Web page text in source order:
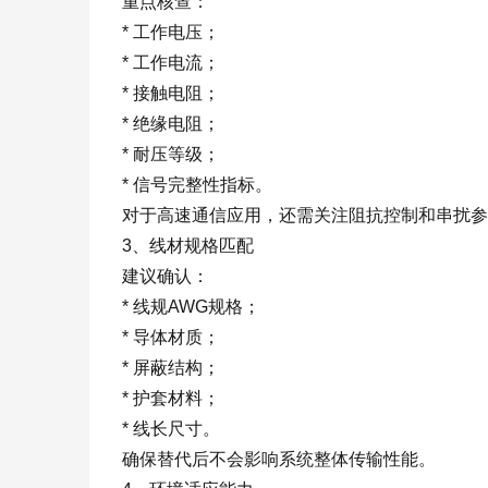
* 工作电压；
* 工作电流；
* 接触电阻；
* 绝缘电阻；
* 耐压等级；
* 信号完整性指标。
对于高速通信应用，还需关注阻抗控制和串扰
3、线材规格匹配
建议确认：
* 线规AWG规格；
* 导体材质；
* 屏蔽结构；
* 护套材料；
* 线长尺寸。
确保替代后不会影响系统整体传输性能。